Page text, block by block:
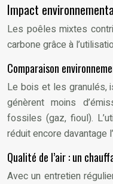
Impact
Les poêles mixtes
carbone grâce à
Comparaison
Le bois et les granulés,
génèrent moins
fossiles (gaz, fioul).
réduit encore davantage
Qualité de l’air : un
Avec un entretien